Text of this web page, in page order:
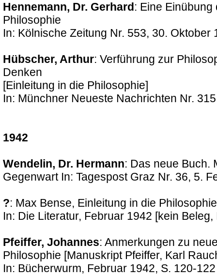
Hennemann, Dr. Gerhard: Eine
Philosophie
In: Kölnische Zeitung Nr. 553, 30. Oktober
Hübscher, Arthur: Verführung zur
Denken
[Einleitung in die Philosophie]
In: Münchner Neueste Nachrichten Nr.
1942
Wendelin, Dr. Hermann: Das neue Buch.
Gegenwart In: Tagespost Graz Nr. 36, 5.
?: Max Bense, Einleitung in die
In: Die Literatur, Februar 1942 [kein
Pfeiffer, Johannes: Anmerkungen zu
Philosophie [Manuskript Pfeiffer, Karl
In: Bücherwurm, Februar 1942, S. 120-122